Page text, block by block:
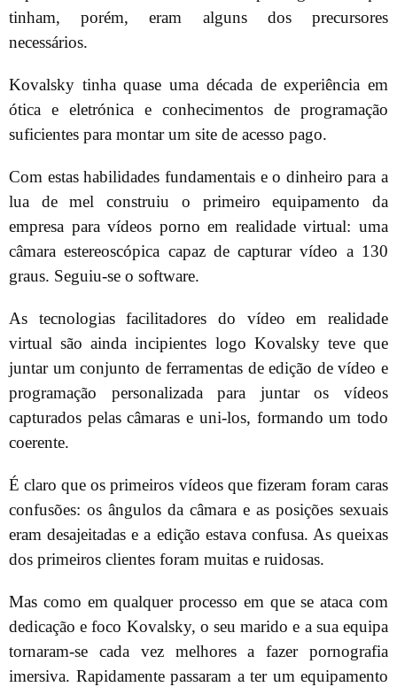
tinham, porém, eram alguns dos precursores
necessários.
Kovalsky tinha quase uma década de experiência em
ótica e eletrónica e conhecimentos de programação
suficientes para montar um site de acesso pago.
Com estas habilidades fundamentais e o dinheiro para a
lua de mel construiu o primeiro equipamento da
empresa para vídeos porno em realidade virtual: uma
câmara estereoscópica capaz de capturar vídeo a 130
graus. Seguiu-se o software.
As tecnologias facilitadores do vídeo em realidade
virtual são ainda incipientes logo Kovalsky teve que
juntar um conjunto de ferramentas de edição de vídeo e
programação personalizada para juntar os vídeos
capturados pelas câmaras e uni-los, formando um todo
coerente.
É claro que os primeiros vídeos que fizeram foram caras
confusões: os ângulos da câmara e as posições sexuais
eram desajeitadas e a edição estava confusa. As queixas
dos primeiros clientes foram muitas e ruidosas.
Mas como em qualquer processo em que se ataca com
dedicação e foco Kovalsky, o seu marido e a sua equipa
tornaram-se cada vez melhores a fazer pornografia
imersiva. Rapidamente passaram a ter um equipamento